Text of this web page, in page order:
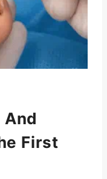
And
First